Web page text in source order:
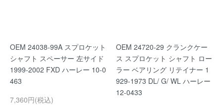
OEM 24038-99A スプロケット
シャフト スペーサー 左サイド
1999-2002 FXD ハーレー 10-0
463
7,360円(税込)
OEM 24720-29 クランクケー
ス スプロケット シャフト ロー
ラー ベアリング リテイナー 1
929-1973 DL/ G/ WL ハーレー
12-0433